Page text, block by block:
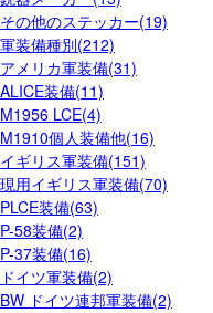
その他のステッカー(19)
軍装備種別(212)
アメリカ軍装備(31)
ALICE装備(11)
M1956 LCE(4)
M1910個人装備他(16)
イギリス軍装備(151)
現用イギリス軍装備(70)
PLCE装備(63)
P-58装備(2)
P-37装備(16)
ドイツ軍装備(2)
BW ドイツ連邦軍装備(2)